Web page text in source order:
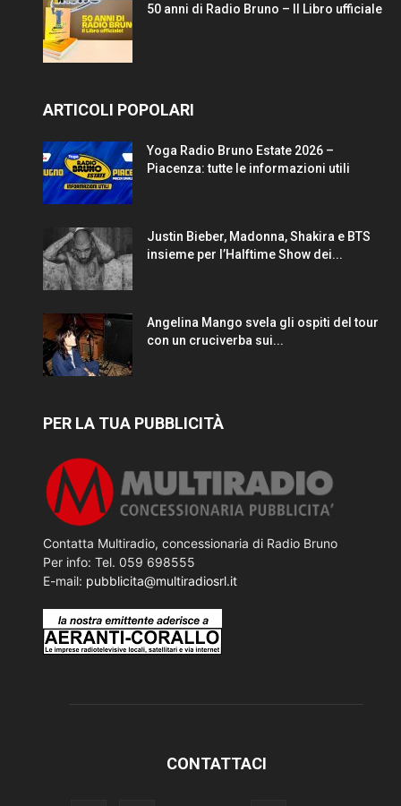
50 anni di Radio Bruno – Il Libro ufficiale
ARTICOLI POPOLARI
Yoga Radio Bruno Estate 2026 –
Piacenza: tutte le informazioni utili
Justin Bieber, Madonna, Shakira e BTS
insieme per l’Halftime Show dei...
Angelina Mango svela gli ospiti del tour
con un cruciverba sui...
PER LA TUA PUBBLICITÀ
Contatta Multiradio, concessionaria di Radio Bruno
Per info: Tel. 059 698555
E-mail: pubblicita@multiradiosrl.it
CONTATTACI